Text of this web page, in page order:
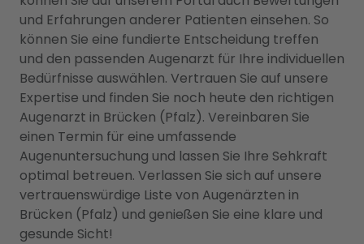
und Erfahrungen anderer Patienten einsehen. So
können Sie eine fundierte Entscheidung treffen
und den passenden Augenarzt für Ihre individuellen
Bedürfnisse auswählen. Vertrauen Sie auf unsere
Expertise und finden Sie noch heute den richtigen
Augenarzt in Brücken (Pfalz). Vereinbaren Sie
einen Termin für eine umfassende
Augenuntersuchung und lassen Sie Ihre Sehkraft
optimal betreuen. Verlassen Sie sich auf unsere
vertrauenswürdige Liste von Augenärzten in
Brücken (Pfalz) und genießen Sie eine klare und
gesunde Sicht!